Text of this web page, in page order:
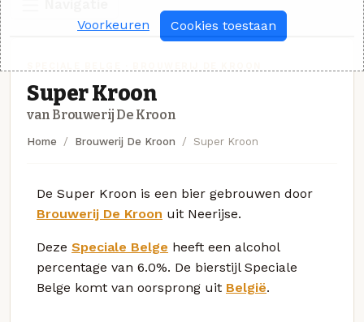
Super Kroon
van Brouwerij De Kroon
Home Brouwerij De Kroon Super Kroon
De Super Kroon is een bier gebrouwen door
Brouwerij De Kroon uit Neerijse.
Deze Speciale Belge heeft een alcohol
percentage van 6.0%. De bierstijl Speciale
Belge komt van oorsprong uit België.
Voorkeuren Cookies toestaan